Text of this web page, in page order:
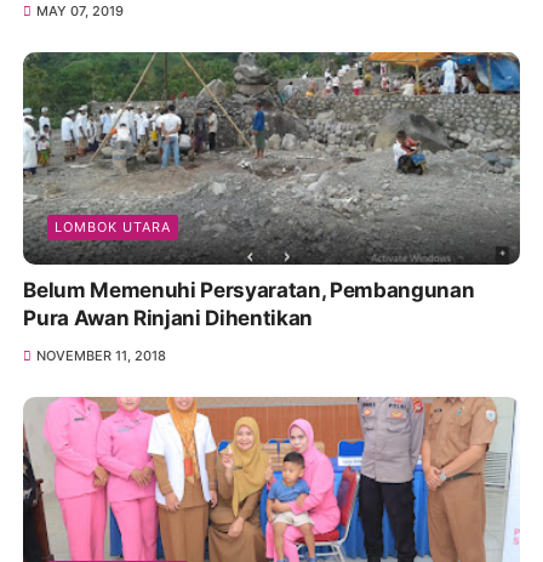
MAY 07, 2019
LOMBOK UTARA
Belum Memenuhi Persyaratan, Pembangunan
Pura Awan Rinjani Dihentikan
NOVEMBER 11, 2018